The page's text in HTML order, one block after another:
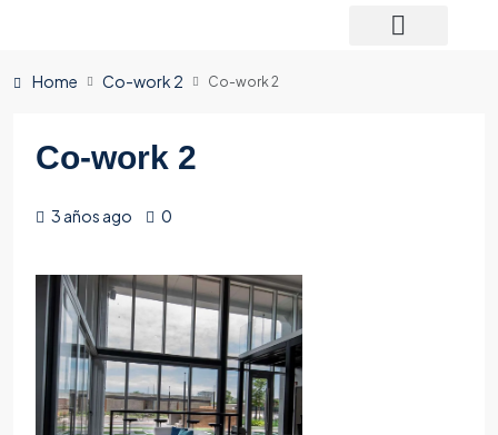
Home Co-work 2 Co-work 2
Co-work 2
3 años ago 0